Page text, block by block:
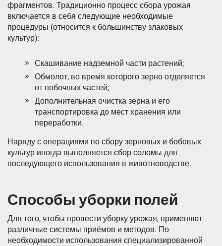
фрагментов. Традиционно процесс сбора урожая
включается в себя следующие необходимые
процедуры (относится к большинству злаковых
культур):
Скашивание надземной части растений;
Обмолот, во время которого зерно отделяется
от побочных частей;
Дополнительная очистка зерна и его
транспортировка до мест хранения или
переработки.
Наряду с операциями по сбору зерновых и бобовых
культур иногда выполняется сбор соломы для
последующего использования в животноводстве.
Способы уборки полей
Для того, чтобы провести уборку урожая, применяют
различные системы приёмов и методов. По
необходимости использования специализированной